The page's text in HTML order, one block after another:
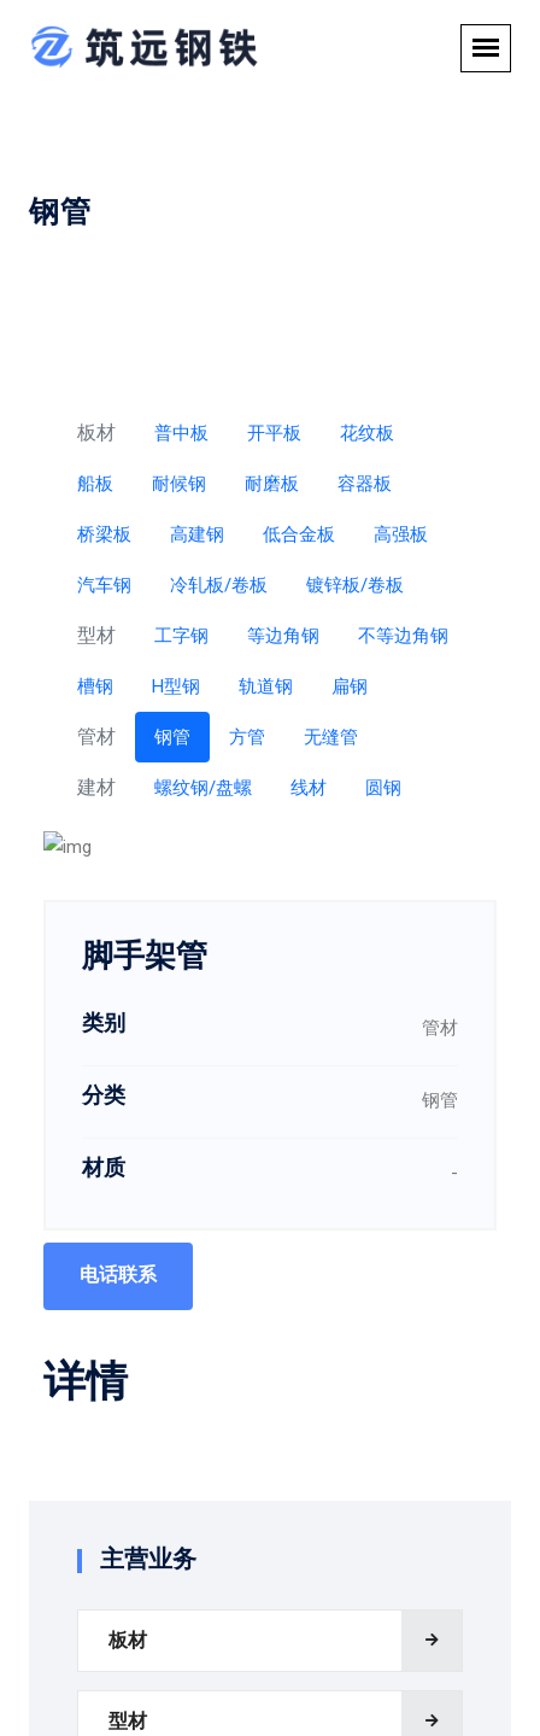
钢管
主营业务
板材
型材
板材 普中板 开平板 花纹板
船板 耐候钢 耐磨板 容器板
桥梁板 高建钢 低合金板 高强板
汽车钢 冷轧板/卷板 镀锌板/卷板
型材 工字钢 等边角钢 不等边角钢
槽钢 H型钢 轨道钢 扁钢
管材 钢管 方管 无缝管
建材 螺纹钢/盘螺 线材 圆钢
脚手架管
类别 管材
分类 钢管
材质 -
电话联系
详情